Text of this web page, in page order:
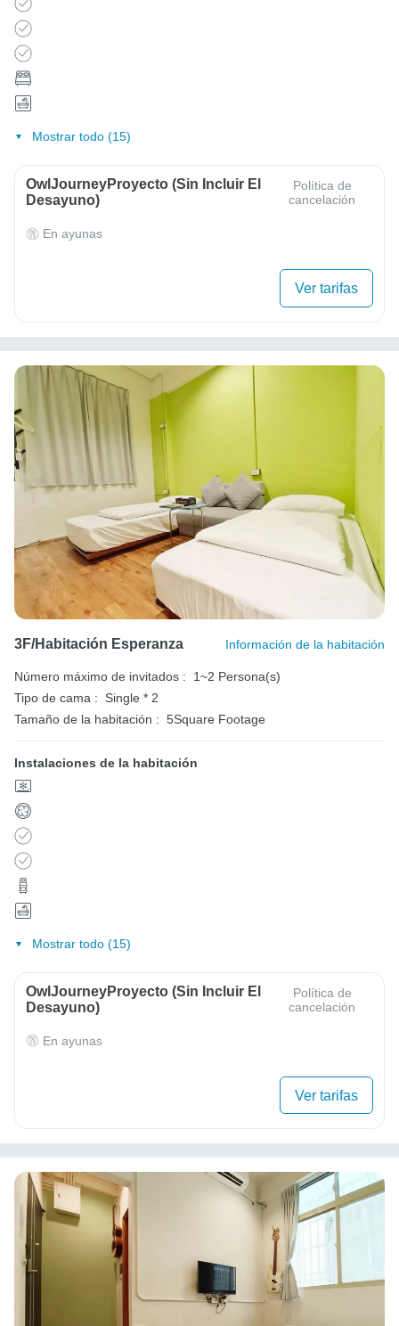
Mostrar todo (15)
OwlJourneyProyecto (sin Incluir El
Desayuno)
Política de
cancelación
En ayunas
Ver tarifas
3F/Habitación Esperanza Información de la habitación
Número máximo de invitados :
1~2 Persona(s)
Tipo de cama :
Single * 2
Tamaño de la habitación : 5Square Footage
Instalaciones de la habitación
Mostrar todo (15)
OwlJourneyProyecto (sin Incluir El
Desayuno)
Política de
cancelación
En ayunas
Ver tarifas